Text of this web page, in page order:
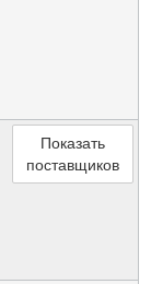
Показать
поставщиков